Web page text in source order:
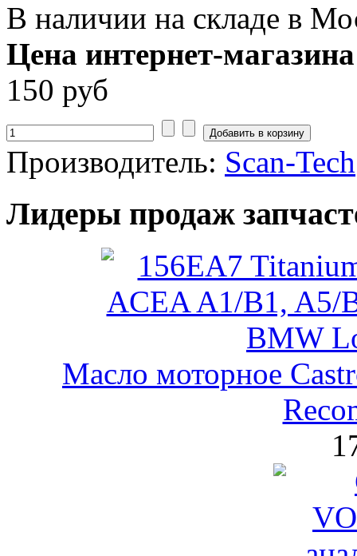
В наличии на складе в
Цена интернет-
150 руб
Производитель: Scan-Tech
Лидеры продаж
Масло моторное